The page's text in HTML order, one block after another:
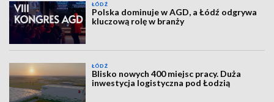
ŁÓDŹ
Polska dominuje w AGD, a Łódź odgrywa
kluczową rolę w branży
ŁÓDŹ
Blisko nowych 400 miejsc pracy. Duża
inwestycja logistyczna pod Łodzią